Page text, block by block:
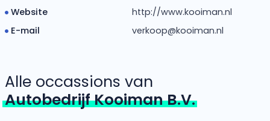
Website
http://www.kooiman.nl
E-mail
verkoop@kooiman.nl
Alle occassions van
Autobedrijf Kooiman B.V.